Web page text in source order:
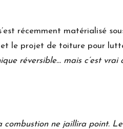
récemment matérialisé
le projet de toiture pour
réversible… mais c’est
combustion ne jaillira point.